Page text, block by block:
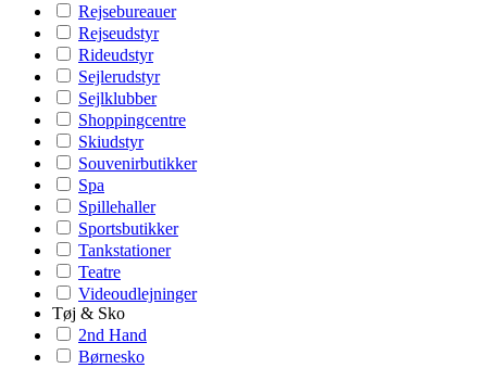
Rejsebureauer
Rejseudstyr
Rideudstyr
Sejlerudstyr
Sejlklubber
Shoppingcentre
Skiudstyr
Souvenirbutikker
Spa
Spillehaller
Sportsbutikker
Tankstationer
Teatre
Videoudlejninger
Tøj & Sko
2nd Hand
Børnesko